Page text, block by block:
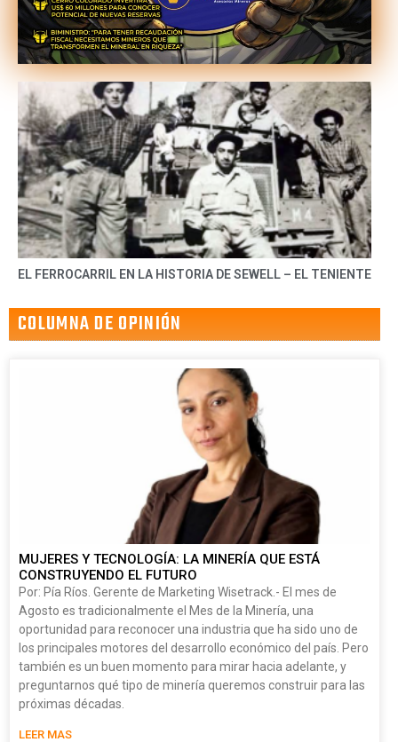
EL FERROCARRIL EN LA HISTORIA DE SEWELL – EL TENIENTE
COLUMNA DE OPINIÓN
MUJERES Y TECNOLOGÍA: LA MINERÍA QUE ESTÁ
CONSTRUYENDO EL FUTURO
Por: Pía Ríos. Gerente de Marketing Wisetrack.- El mes de
Agosto es tradicionalmente el Mes de la Minería, una
oportunidad para reconocer una industria que ha sido uno de
los principales motores del desarrollo económico del país. Pero
también es un buen momento para mirar hacia adelante, y
preguntarnos qué tipo de minería queremos construir para las
próximas décadas.
LEER MAS